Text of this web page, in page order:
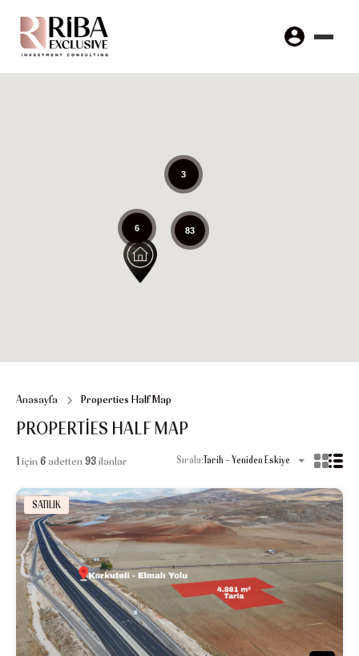
6 83
3
Anasayfa Properties Half Map
PROPERTIES HALF MAP
1 için 6 adetten 93 ilanlar Sırala: Tarih - Yeniden Eskiye
SATILIK